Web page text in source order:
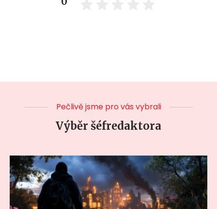
Pečlivě jsme pro vás vybrali
Výběr šéfredaktora